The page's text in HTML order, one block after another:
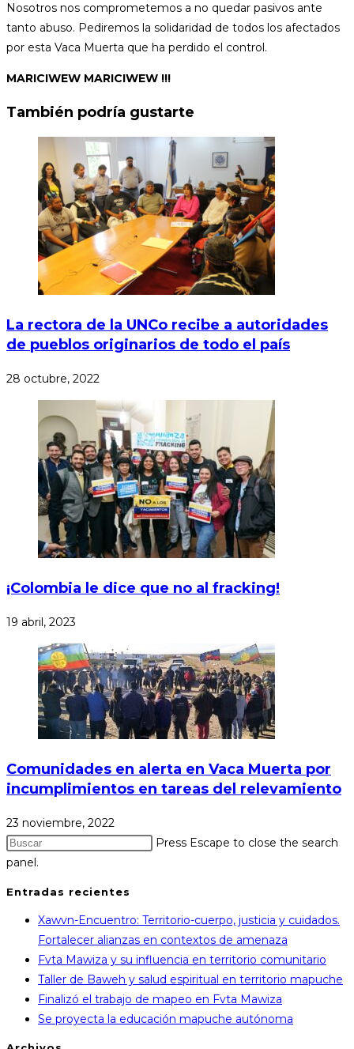
Nosotros nos comprometemos a no quedar pasivos ante
tanto abuso. Pediremos la solidaridad de todos los afectados
por esta Vaca Muerta que ha perdido el control.
MARICIWEW MARICIWEW !!!
También podría gustarte
La rectora de la UNCo recibe a autoridades
de pueblos originarios de todo el país
28 octubre, 2022
¡Colombia le dice que no al fracking!
19 abril, 2023
Comunidades en alerta en Vaca Muerta por
incumplimientos en tareas del relevamiento
23 noviembre, 2022
Press Escape to close the search
panel.
Entradas recientes
Xawvn-Encuentro: Territorio-cuerpo, justicia y cuidados.
Fortalecer alianzas en contextos de amenaza
Fvta Mawiza y su influencia en territorio comunitario
Taller de Baweh y salud espiritual en territorio mapuche
Finalizó el trabajo de mapeo en Fvta Mawiza
Se proyecta la educación mapuche autónoma